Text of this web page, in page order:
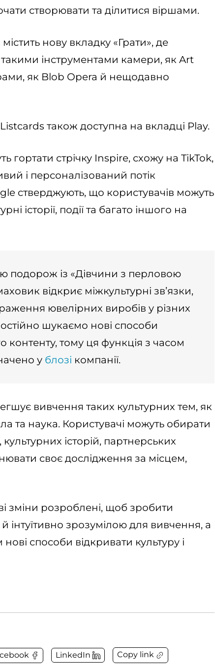
створювати та ділитися віршами.
нову вкладку «Грати», де
такими інструментами камери, як Art
як Blob Opera й нещодавно
також доступна на вкладці Play.
гортати стрічку Inspire, схожу на TikTok,
і персоналізований потік
стверджують, що користувачів можуть
історії, події та багато іншого на
подорож із «Дівчини з перловою
відкриє міжкультурні зв’язки,
ювелірних виробів у різних
шукаємо нові способи
контенту, тому ця функція з часом
у блозі компанії.
вивчення таких культурних тем, як
та наука. Користувачі можуть обирати
історій, партнерських
своє дослідження за місцем,
зміни розроблені, щоб зробити
інтуїтивно зрозумілою для вивчення, а
способи відкривати культуру і
LinkedIn Copy link